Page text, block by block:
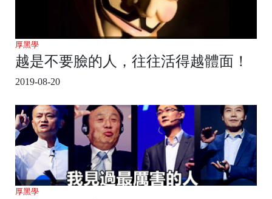
厚黑學
越是不要臉的人，往往活得越體面！
2019-08-20
厚黑學